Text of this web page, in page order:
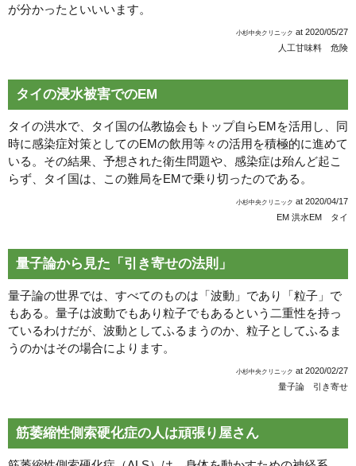
が分かったといいいます。
小杉中央クリニック at 2020/05/27
人工甘味料 危険
タイの浸水被害でのEM
タイの洪水で、タイ国の仏教協会もトップ自らEMを活用し、同
時に感染症対策としてのEMの飲用等々の活用を積極的に進めて
いる。その結果、予想された衛生問題や、感染症は殆んど起こ
らず、タイ国は、この難局をEMで乗り切ったのである。
小杉中央クリニック at 2020/04/17
EM 洪水 EM タイ
量子論から見た「引き寄せの法則」
量子論の世界では、すべてのものは「波動」であり「粒子」で
もある。量子は波動でもあり粒子でもあるという二重性を持っ
ているわけだが、波動としてふるまうのか、粒子としてふるま
うのかはその場合によります。
小杉中央クリニック at 2020/02/27
量子論 引き寄せ
筋萎縮性側索硬化症の人は頑張り屋さん